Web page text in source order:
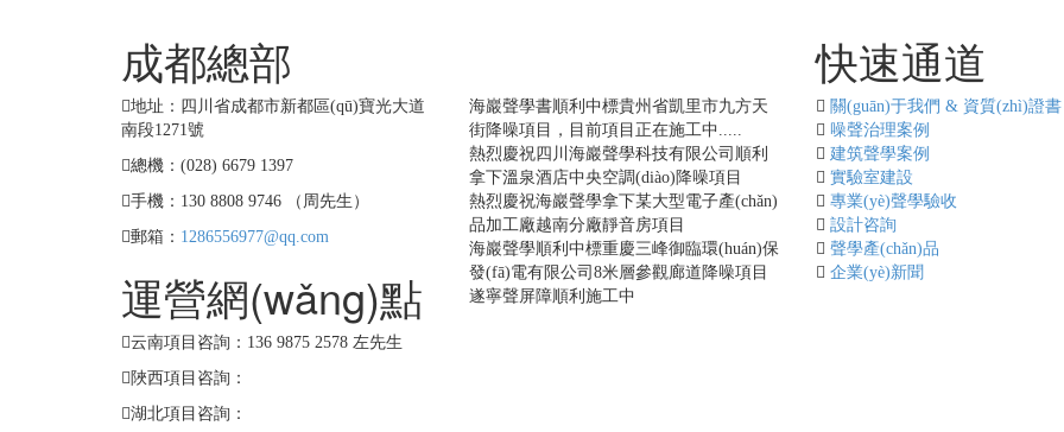
成都總部
地址：四川省成都市新都區(qū)寶光大道
南段1271號
總機：(028) 6679 1397
手機：130 8808 9746 （周先生）
郵箱： 1286556977@qq.com
運營網(wǎng)點
云南項目咨詢：136 9875 2578 左先生
陜西項目咨詢：
湖北項目咨詢：
海巖聲學書順利中標貴州省凱里市九方天
街降噪項目，目前項目正在施工中.....
熱烈慶祝四川海巖聲學科技有限公司順利
拿下溫泉酒店中央空調(diào)降噪項目
熱烈慶祝海巖聲學拿下某大型電子產(chǎn)
品加工廠越南分廠靜音房項目
海巖聲學順利中標重慶三峰御臨環(huán)保
發(fā)電有限公司8米層參觀廊道降噪項目
遂寧聲屏障順利施工中
快速通道
關(guān)于我們 & 資質(zhì)證書
噪聲治理案例
建筑聲學案例
實驗室建設
專業(yè)聲學驗收
設計咨詢
聲學產(chǎn)品
企業(yè)新聞